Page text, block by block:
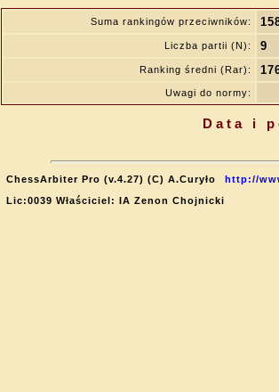
Suma rankingów przeciwników:
Liczba partii (N): 9
Ranking średni (Rar):
Uwagi do normy:
Data i
ChessArbiter Pro (v.4.27) (C) A.Curyło
http://
Lic:0039 Właściciel: IA Zenon Chojnicki